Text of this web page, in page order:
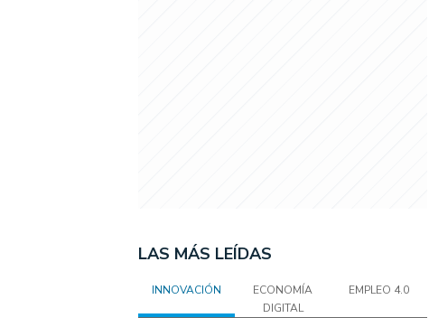
LAS MÁS LEÍDAS
INNOVACIÓN
ECONOMÍA
DIGITAL
EMPLEO 4.0